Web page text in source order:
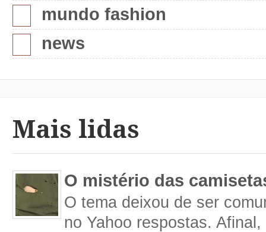
mundo fashion
news
Mais lidas
O mistério das
O tema deixou de ser
no Yahoo respostas.